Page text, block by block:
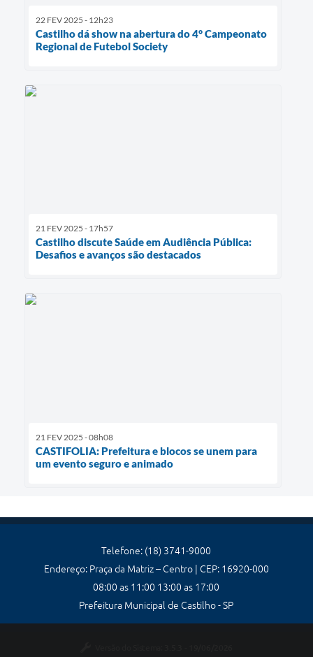
22 FEV 2025 - 12h23
Castilho dá show na abertura do 4° Campeonato
Regional de Futebol Society
21 FEV 2025 - 17h57
Castilho discute Saúde em Audiência Pública:
Desafios e avanços são destacados
21 FEV 2025 - 08h08
CASTIFOLIA: Prefeitura e blocos se unem para
um evento seguro e animado
Telefone: (18) 3741-9000
Endereço: Praça da Matriz – Centro | CEP: 16920-000
08:00 as 11:00 13:00 as 17:00
Prefeitura Municipal de Castilho - SP